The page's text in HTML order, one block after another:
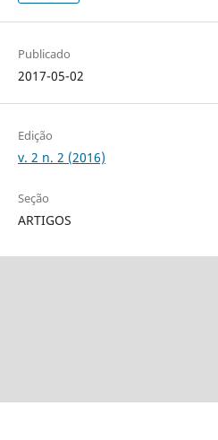
Publicado
2017-05-02
Edição
v. 2 n. 2 (2016)
Seção
ARTIGOS